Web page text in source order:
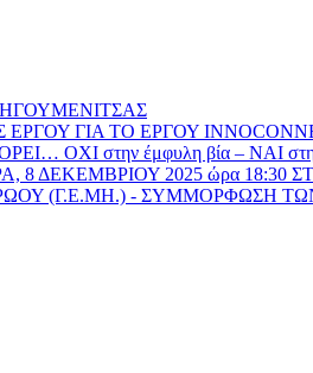
ΓΙΑ ΤΟ ΕΡΓΟΥ
ΟΧΙ στην έμφυλη βία – ΝΑΙ στην
8 ΔΕΚΕΜΒΡΙΟΥ 2025 ώρα 18:30
(Γ.Ε.ΜΗ.) - ΣΥΜΜΟΡΦΩΣΗ